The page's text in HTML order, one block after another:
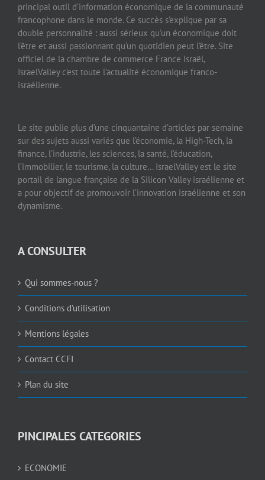
principal outil d’information économique de la communauté
francophone dans le monde. Ce succès s’explique par sa
double personnalité : aussi sérieux qu’un économique doit
l’être et aussi passionnant qu’un quotidien peut l’être. Site
officiel de la chambre de commerce France Israël,
IsraelValley c’est toute l’actualité économique franco-
israélienne.
Le site publie plus d’une cinquantaine d’articles par semaine
sur des sujets aussi variés que l’économie, la High-Tech, la
finance, l’industrie, les sciences, la santé, l’éducation,
l’immobilier, le tourisme, la culture… IsraelValley est le site
portail de langue française de la Silicon Valley israélienne et
a pour objectif de promouvoir l’innovation israélienne et son
dynamisme.
A CONSULTER
Qui sommes-nous ?
Conditions d’utilisation
Mentions légales
Contact CCFI
Plan du site
PINCIPALES CATEGORIES
ECONOMIE